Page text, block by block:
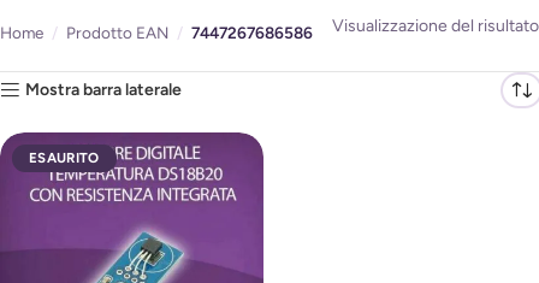
Home / Prodotto EAN / 7447267686586 Visualizzazione del risultato
Mostra barra laterale
ESAURITO